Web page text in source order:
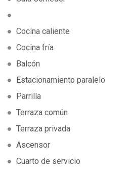
Cocina caliente
Cocina fría
Balcón
Estacionamiento paralelo
Parrilla
Terraza común
Terraza privada
Ascensor
Cuarto de servicio